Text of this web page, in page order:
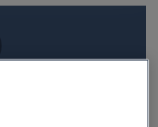
cabinet avec un